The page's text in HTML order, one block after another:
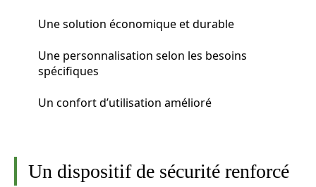
Une solution économique et durable
Une personnalisation selon les besoins
spécifiques
Un confort d’utilisation amélioré
Un dispositif de sécurité renforcé